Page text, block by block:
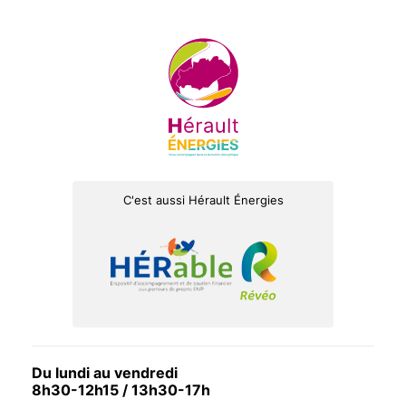
C'est aussi Hérault Énergies
Du lundi au vendredi
8h30-12h15 / 13h30-17h